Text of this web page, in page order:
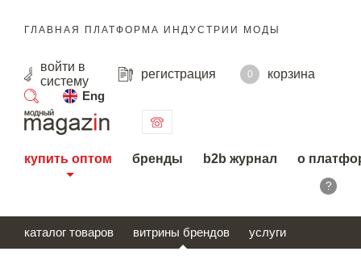
ГЛАВНАЯ ПЛАТФОРМА ИНДУСТРИИ МОДЫ
войти в
систему
регистрация 0
корзина
Eng
поиск
купить оптом бренды b2b журнал о
?
каталог товаров витрины брендов услуги